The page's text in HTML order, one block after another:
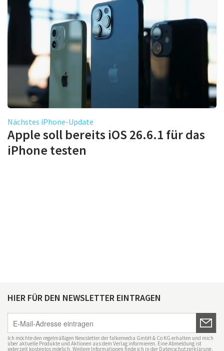
Nächstes iPhone-Update
Apple soll bereits iOS 26.6.1 für das
iPhone testen
HIER FÜR DEN NEWSLETTER EINTRAGEN
Ich möchte den regelmäßigen Newsletter der falkemedia GmbH & Co KG erhalten und mich
über aktuelle Produkte und Aktionen aus dem Verlag informieren. Eine Abmeldung ist
jederzeit kostenlos möglich. Weitere Informationen finde ich in der Datenschutzerklärung.